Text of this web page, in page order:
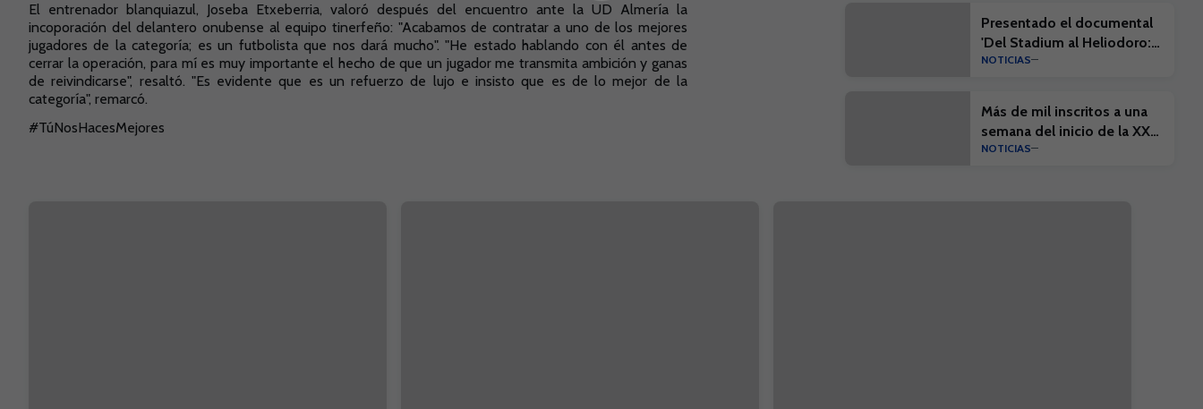
El entrenador blanquiazul, Joseba Etxeberria, valoró después del encuentro ante la UD Almería la
incoporación del delantero onubense al equipo tinerfeño: "Acabamos de contratar a uno de los mejores
jugadores de la categoría; es un futbolista que nos dará mucho". "He estado hablando con él antes de
cerrar la operación, para mí es muy importante el hecho de que un jugador me transmita ambición y ganas
de reivindicarse", resaltó. "Es evidente que es un refuerzo de lujo e insisto que es de lo mejor de la
categoría", remarcó.
#TúNosHacesMejores
Presentado el documental
'Del Stadium al Heliodoro:
Cien años de historia'
NOTICIAS
Más de mil inscritos a una
semana del inicio de la XX
Edición del Campus Suma y
NOTICIAS